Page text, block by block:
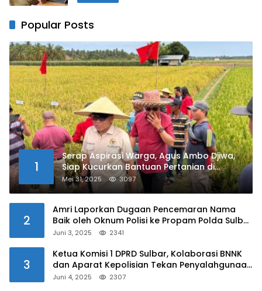
Popular Posts
1
Serap Aspirasi Warga, Agus Ambo Djiwa,
Siap Kucurkan Bantuan Pertanian di
Kalukku
Mei 31, 2025 3097
2
Amri Laporkan Dugaan Pencemaran Nama
Baik oleh Oknum Polisi ke Propam Polda Sulbar
Juni 3, 2025 2341
3
Ketua Komisi 1 DPRD Sulbar, Kolaborasi BNNK
dan Aparat Kepolisian Tekan Penyalahgunaan
Juni 4, 2025 2307